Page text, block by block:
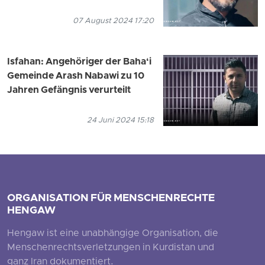
07 August 2024 17:20
Isfahan: Angehöriger der Baha‘i
Gemeinde Arash Nabawi zu 10
Jahren Gefängnis verurteilt
24 Juni 2024 15:18
ORGANISATION FÜR MENSCHENRECHTE
HENGAW
Hengaw ist eine unabhängige Organisation, die
Menschenrechtsverletzungen in Kurdistan und
ganz Iran dokumentiert.